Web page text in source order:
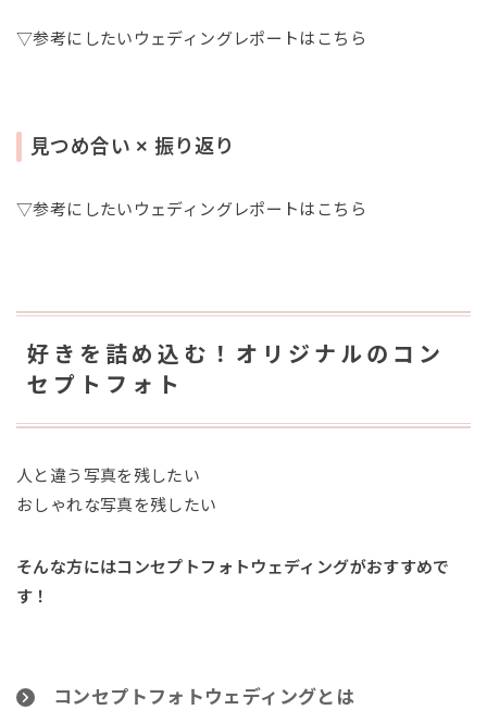
▽参考にしたいウェディングレポートはこちら
見つめ合い × 振り返り
▽参考にしたいウェディングレポートはこちら
好きを詰め込む！オリジナルのコン
セプトフォト
人と違う写真を残したい
おしゃれな写真を残したい
そんな方にはコンセプトフォトウェディングがおすすめで
す！
コンセプトフォトウェディングとは